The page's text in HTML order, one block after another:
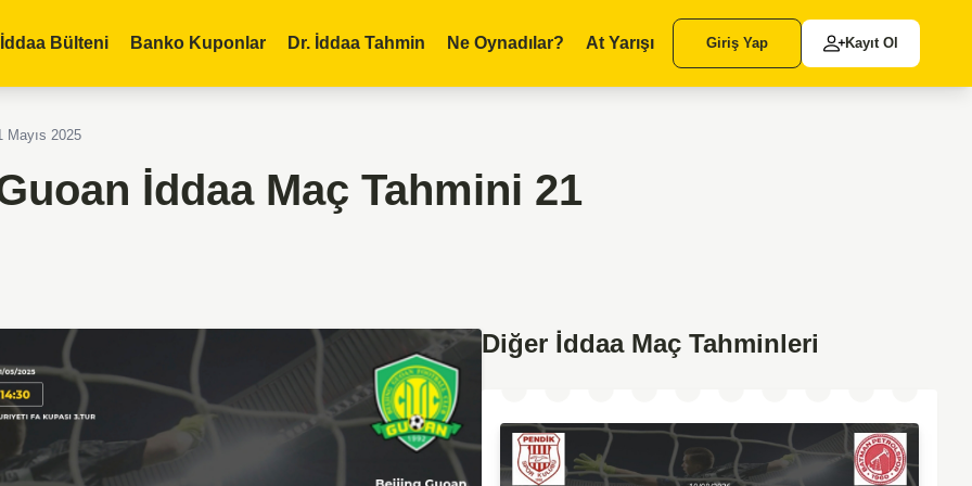
İddaa Bülteni Banko Kuponlar Dr. İddaa Tahmin Ne Oynadılar? At Yarışı Giriş Yap Kayıt Ol
Mayıs 2025
İddaa Maç Tahmini 21
Diğer İddaa Maç Tahminleri